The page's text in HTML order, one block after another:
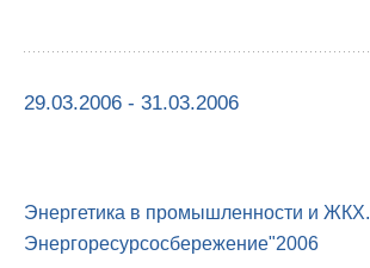
29.03.2006 - 31.03.2006
Энергетика в промышленности и ЖКХ.
Энергоресурсосбережение"2006